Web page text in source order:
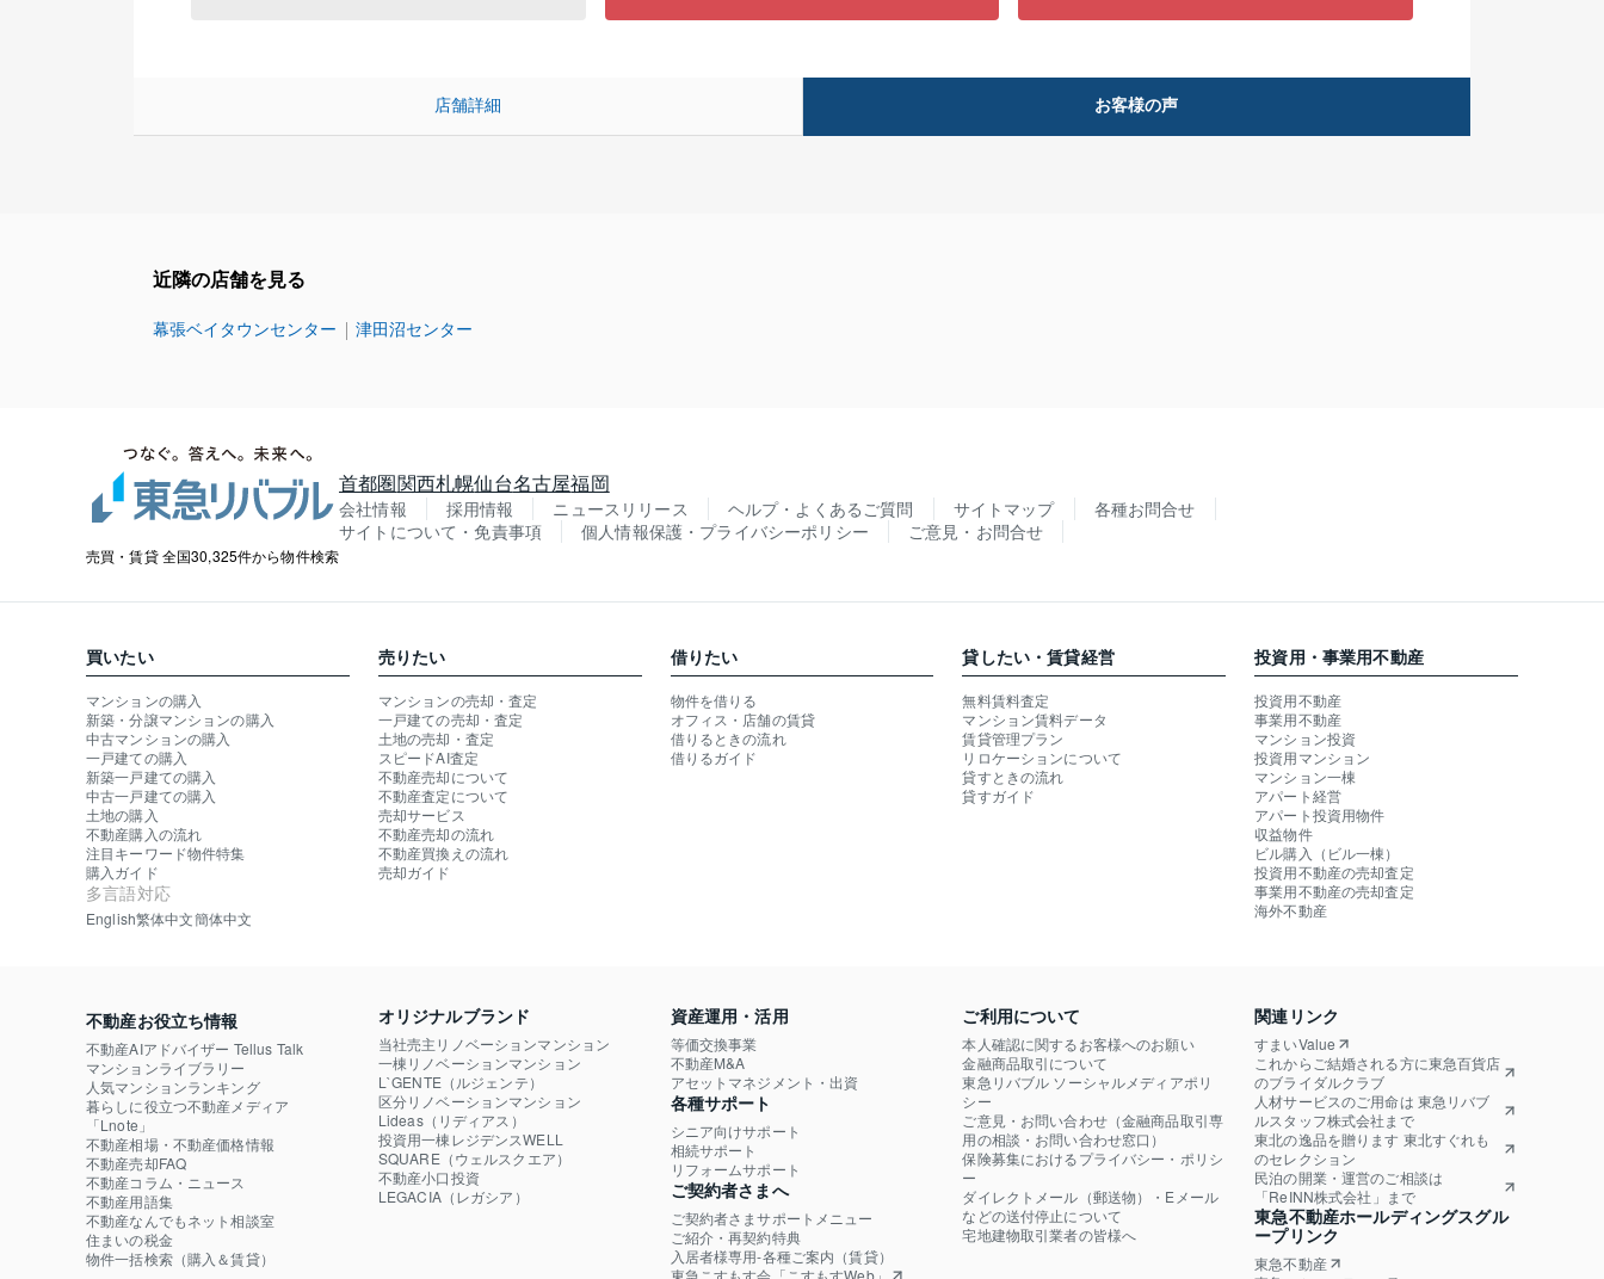
店舗詳細 お客様の声
近隣の店舗を見る
幕張ベイタウンセンター 津田沼センター
売買・賃貸 全国30,325件から物件検索
首都圏関西札幌仙台名古屋福岡
会社情報 採用情報 ニュースリリース ヘルプ・よくあるご質問 サイトマップ
各種お問合せ
サイトについて・免責事項
個人情報保護・プライバシーポリシー ご意見・お問合せ
買いたい
マンションの購入
新築・分譲マンションの購入
中古マンションの購入
一戸建ての購入
新築一戸建ての購入
中古一戸建ての購入
土地の購入
不動産購入の流れ
注目キーワード物件特集
購入ガイド
多言語対応
English繁体中文簡体中文
売りたい
マンションの売却・査定
一戸建ての売却・査定
土地の売却・査定
スピードAI査定
不動産売却について
不動産査定について
売却サービス
不動産売却の流れ
不動産買換えの流れ
売却ガイド
借りたい
物件を借りる
オフィス・店舗の賃貸
借りるときの流れ
借りるガイド
貸したい・賃貸経営
無料賃料査定
マンション賃料データ
賃貸管理プラン
リロケーションについて
貸すときの流れ
貸すガイド
投資用・事業用不動産
投資用不動産
事業用不動産
マンション投資
投資用マンション
マンション一棟
アパート経営
アパート投資用物件
収益物件
ビル購入（ビル一棟）
投資用不動産の売却査定
事業用不動産の売却査定
海外不動産
不動産お役立ち情報
不動産AIアドバイザー Tellus Talk
マンションライブラリー
人気マンションランキング
暮らしに役立つ不動産メディア
「Lnote」
不動産相場・不動産価格情報
不動産売却FAQ
不動産コラム・ニュース
不動産用語集
不動産なんでもネット相談室
住まいの税金
物件一括検索（購入＆賃貸）
オリジナルブランド
当社売主リノベーションマンション
一棟リノベーションマンション
L`GENTE（ルジェンテ）
区分リノベーションマンション
Lideas（リディアス）
投資用一棟レジデンスWELL
SQUARE（ウェルスクエア）
不動産小口投資
LEGACIA（レガシア）
資産運用・活用
等価交換事業
不動産M&A
アセットマネジメント・出資
各種サポート
シニア向けサポート
相続サポート
リフォームサポート
ご契約者さまへ
ご契約者さまサポートメニュー
ご紹介・再契約特典
入居者様専用-各種ご案内（賃貸）
東急こすもす会「こすもすWeb」
ご利用について
本人確認に関するお客様へのお願い
金融商品取引について
東急リバブル ソーシャルメディアポリ
シー
ご意見・お問い合わせ（金融商品取引専
用の相談・お問い合わせ窓口）
保険募集におけるプライバシー・ポリシ
ー
ダイレクトメール（郵送物）・Eメール
などの送付停止について
宅地建物取引業者の皆様へ
関連リンク
すまいValue
これからご結婚される方に東急百貨店
のブライダルクラブ
人材サービスのご用命は 東急リバブ
ルスタッフ株式会社まで
東北の逸品を贈ります 東北すぐれも
のセレクション
民泊の開業・運営のご相談は
「ReINN株式会社」まで
東急不動産ホールディングスグル
ープリンク
東急不動産